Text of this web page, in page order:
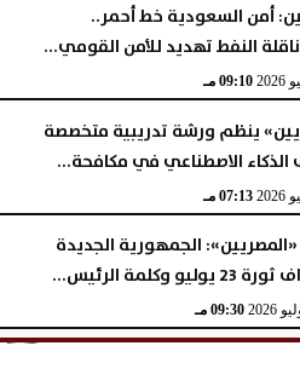
أمن السعودية خط أحمر..
النفط تهديد للأمن القومي...
09:10 مـ
ينظم ورشة تدريبية متخصصة
الاصطناعي في مكافحة...
07:13 مـ
الجمهورية الجديدة
وكلمة الرئيس...
09:30 مـ